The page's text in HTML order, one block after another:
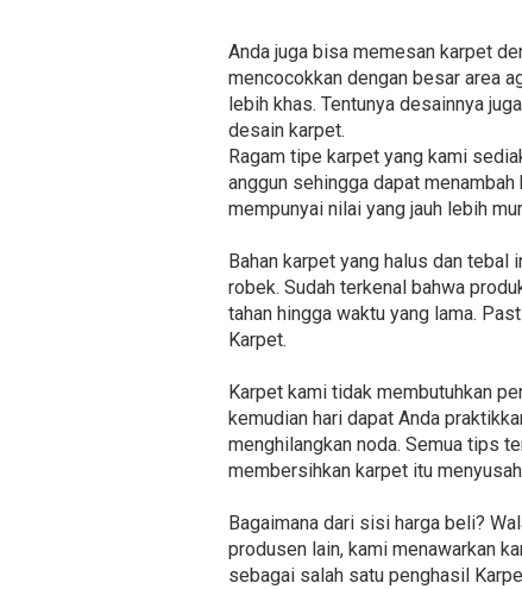
Anda juga bisa memesan karpet
mencocokkan dengan besar area
lebih khas. Tentunya desainnya
desain karpet.
Ragam tipe karpet yang kami
anggun sehingga dapat
mempunyai nilai yang jauh lebih
Bahan karpet yang halus dan
robek. Sudah terkenal bahwa
tahan hingga waktu yang lama.
Karpet.
Karpet kami tidak membutuhkan
kemudian hari dapat Anda
menghilangkan noda. Semua tips
membersihkan karpet itu
Bagaimana dari sisi harga beli?
produsen lain, kami menawarkan
sebagai salah satu penghasil